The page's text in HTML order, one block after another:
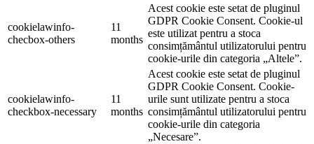
cookielawinfo-
checbox-others
11
months
Acest cookie este setat de pluginul
GDPR Cookie Consent. Cookie-ul
este utilizat pentru a stoca
consimțământul utilizatorului pentru
cookie-urile din categoria „Altele”.
cookielawinfo-
checkbox-necessary
11
months
Acest cookie este setat de pluginul
GDPR Cookie Consent. Cookie-
urile sunt utilizate pentru a stoca
consimțământul utilizatorului pentru
cookie-urile din categoria
„Necesare”.